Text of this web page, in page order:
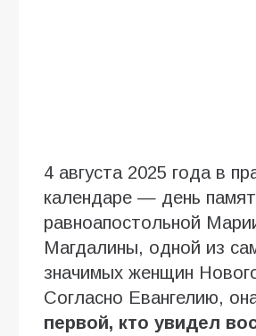
4 августа 2025 года в
календаре — день
равноапостольной
Магдалины, одной из
значимых женщин
Согласно Евангелию,
первой, кто увидел